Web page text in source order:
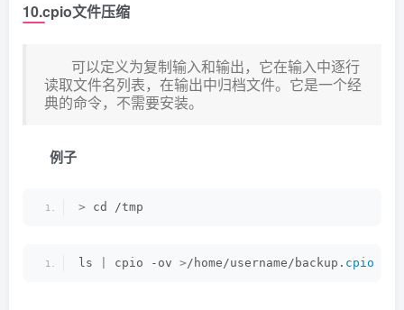
10.cpio文件压缩
可以定义为复制输入和输出，它在输入中逐行
读取文件名列表，在输出中归档文件。它是一个经
典的命令，不需要安装。
例子
> cd /tmp
ls cpio -ov >/home/username/backup. cpio